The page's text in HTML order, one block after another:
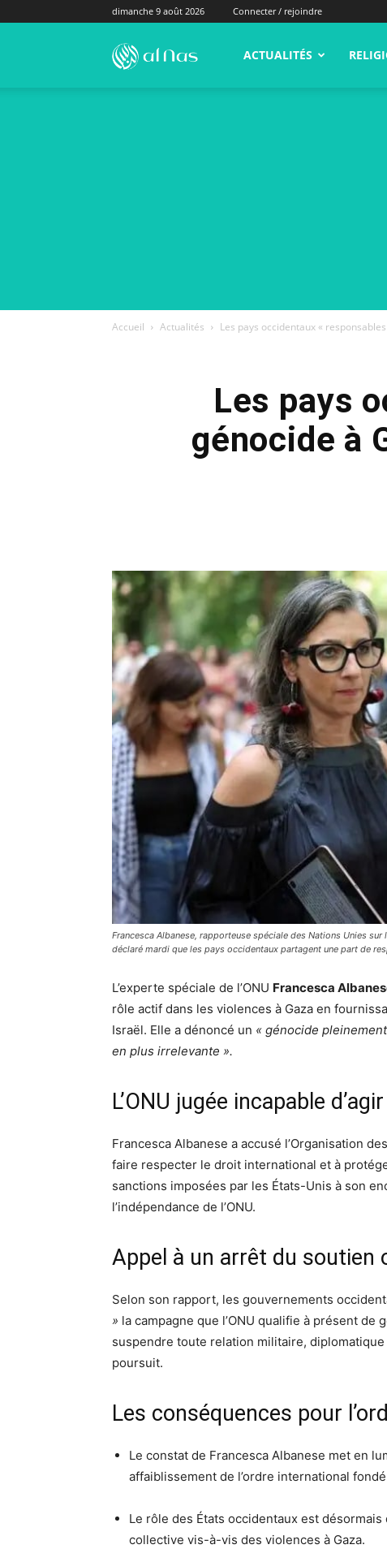
dimanche 9 août 2026 Connecter / rejoindre
alNas.fr ACTUALITÉS
Accueil Actualités Les pays occidentaux «
Les pays
génocide à
Francesca Albanese, rapporteuse spéciale des Nations Unies
déclaré mardi que les pays occidentaux partagent une part de
L’experte spéciale de l’ONU Francesca
rôle actif dans les violences à Gaza en
Israël. Elle a dénoncé un « génocide
en plus irrelevante ».
L’ONU jugée incapable d’agir
Francesca Albanese a accusé l’Organisation
faire respecter le droit international et à
sanctions imposées par les États-Unis à son
l’indépendance de l’ONU.
Appel à un arrêt du soutien
Selon son rapport, les gouvernements
» la campagne que l’ONU qualifie à présent de
suspendre toute relation militaire,
poursuit.
Les conséquences pour
Le constat de Francesca Albanese met en
affaiblissement de l’ordre international
Le rôle des États occidentaux est
collective vis-à-vis des violences à Gaza.